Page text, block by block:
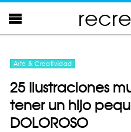
Arte & Creatividad
25 Ilustraciones
tener un hijo
DOLOROSO